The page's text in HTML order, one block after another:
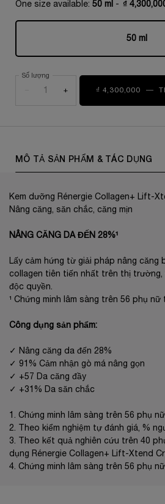
One size available: 50 ml - ₫
50 ml
, 1 of 1
Số lượng
+ ₫ 4,300,000 ―
PDP Tabs
MÔ TẢ SẢN PHẨM & TÁC DỤNG
Kem dưỡng Rénergie Collagen+ Lift-
Nâng căng, săn chắc, căng mịn
NÂNG CĂNG DA ĐẾN 28%¹
Lấy cảm hứng từ giải pháp nâng căng
collagen tiên tiến nhất trên thị trường,
độc quyền.
¹ Chứng minh lâm sàng trên 56 phụ nữ
Công dụng sản phẩm:
✓ Nâng căng da đến 28%
✓ 91% Cảm nhận gò má nâng gọn
✓ +57 Da căng đầy
✓ +31% Da săn chắc
1. Chứng minh lâm sàng trên 56 phụ
2. Theo kiểm nghiệm tự đánh giá, %
3. Theo kết quả nghiên cứu trên 40
dụng Rénergie Collagen+ Lift-Xtend
4. Chứng minh lâm sàng trên 56 phụ